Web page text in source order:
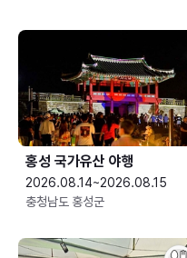
홍성 국가유산 야행
2026.08.14~2026.08.15
충청남도 홍성군